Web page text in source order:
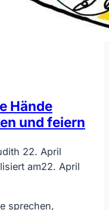
Hände
und feiern
22. April
am22. April
sprechen,